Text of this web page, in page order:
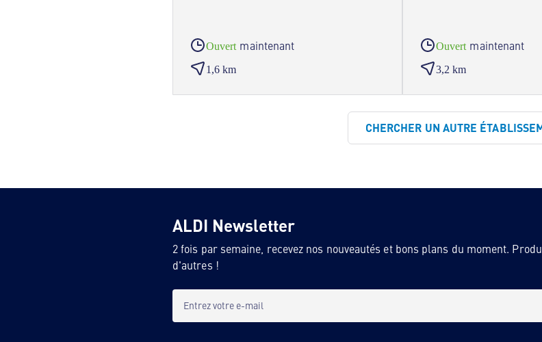
Ouvert maintenant
1,6 km
Ouvert maintenant
3,2 km
CHERCHER UN AUTRE
ALDI Newsletter
2 fois par semaine, recevez nos nouveautés et bons plans du moment.
d'autres !
Entrez votre e-mail